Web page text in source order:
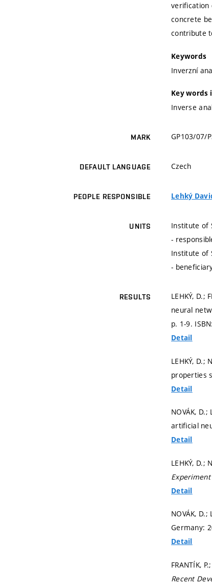
verification
concrete
contribute
Keywords
Inverzní
Key words
Inverse
MARK GP103/07/
DEFAULT LANGUAGE Czech
PEOPLE RESPONSIBLE Lehký
UNITS
Institute of
-
Institute of
-
RESULTS
LEHKÝ, D.;
neural
p. 1-9.
Detail
LEHKÝ,
properties
Detail
NOVÁK,
artificial
Detail
LEHKÝ,
Experiment
Detail
NOVÁK, D.;
Germany:
Detail
FRANTÍK,
Recent